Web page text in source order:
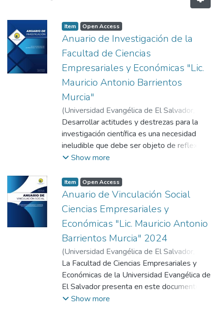
Item Open Access
Anuario de Investigación de la
Facultad de Ciencias
Empresariales y Económicas "Lic.
Mauricio Antonio Barrientos
Murcia"
(Universidad Evangélica de El Salvador,
2023)Facultad de Ciencias Empresariales y
Económicas "Lic. Mauricio Antonio
Barrientos Murcia"
Desarrollar actitudes y destrezas para la
investigación científica es una necesidad
ineludible que debe ser objeto de reflexión
y acción, tanto por los gobiernos, la
su respectivo análisis permite al estudiante
fortalecer y adquirir competencias para el
desarrollo personal o profesional, lo cual le
refuerza habilidades, destrezas,
características y valores para ser
competitivo en áreas de investigación
científica o de innovación.
La investigación en cátedra permite abrir
espacios para que los estudiantes puedan
participar en el proceso de recopilación,
procesamiento y análisis de la información,
Show more
Item Open Access
Anuario de Vinculación Social
Ciencias Empresariales y
Económicas "Lic. Mauricio Antonio
Barrientos Murcia" 2024
(Universidad Evangélica de El Salvador,
2024)Facultad de Ciencias Empresariales y
Económicas "Lic. Mauricio Antonio
Barrientos Murcia"
La Facultad de Ciencias Empresariales y
Económicas de la Universidad Evangélica de
El Salvador presenta en este documento un
breve recorrido por las principales acciones
Show more